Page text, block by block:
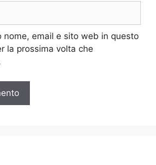
nome, email e sito web in questo
la prossima volta che